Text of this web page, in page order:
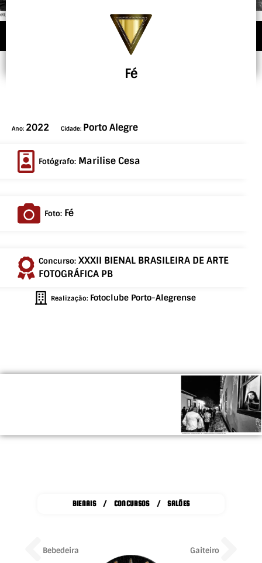
Fé
Ano: 2022 Cidade: Porto Alegre
Fotógrafo: Marilise Cesa
Foto: Fé
Concurso: XXXII BIENAL BRASILEIRA DE ARTE
FOTOGRÁFICA PB
Realização: Fotoclube Porto-Alegrense
BIENAIS / CONCURSOS / SALÕES
Prev
Bebedeira Gaiteiro